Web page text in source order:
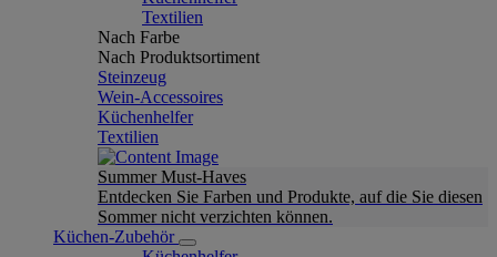
Textilien
Nach Farbe
Nach Produktsortiment
Steinzeug
Wein-Accessoires
Küchenhelfer
Textilien
Summer Must-Haves
Entdecken Sie Farben und Produkte, auf die Sie diesen
Sommer nicht verzichten können.
Küchen-Zubehör